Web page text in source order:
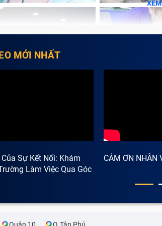
Dấu hiệu nhận biết cần
cần mang máy đi kiểm tra chính xác và
MỚI NHẤT
Sự Kết Nối: Khám
Làm Việc Qua Góc
CẢM ƠN NHÂN
Quận 10 Q.Tân Phú